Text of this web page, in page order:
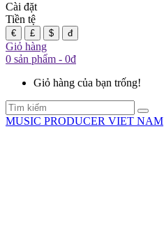
Cài đặt
Tiền tệ
€ £ $ đ
Giỏ hàng
0 sản phẩm - 0đ
Giỏ hàng của bạn trống!
MUSIC PRODUCER VIET NAM